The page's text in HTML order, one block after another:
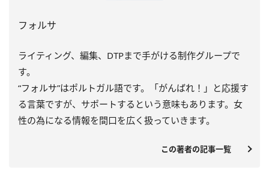
フォルサ
ライティング、編集、DTPまで手がける制作グループで
す。
“フォルサ”はポルトガル語です。「がんばれ！」と応援す
る言葉ですが、サポートするという意味もあります。女
性の為になる情報を間口を広く扱っていきます。
この著者の記事一覧